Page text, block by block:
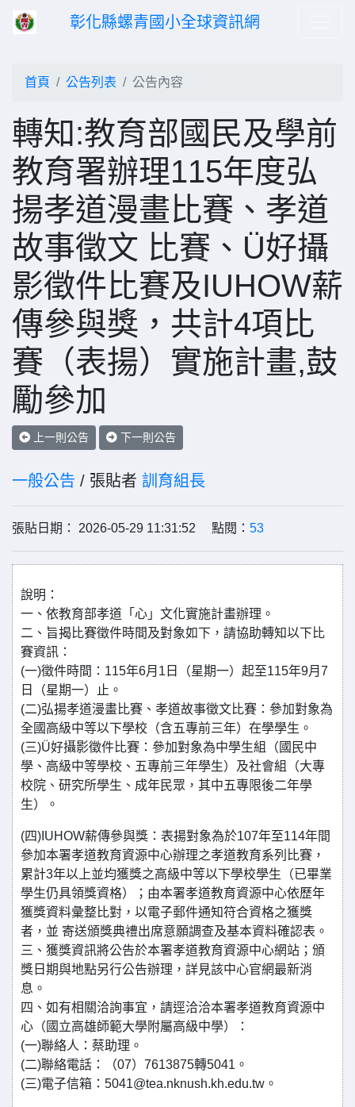
彰化縣螺青國小全球資訊網
首頁 公告列表 公告內容
轉知:教育部國民及學前
教育署辦理115年度弘
揚孝道漫畫比賽、孝道
故事徵文 比賽、Ü好攝
影徵件比賽及IUHOW薪
傳參與獎，共計4項比
賽（表揚）實施計畫,鼓
勵參加
上一則公告 下一則公告
一般公告 / 張貼者 訓育組長
張貼日期： 2026-05-29 11:31:52 點閱： 53
說明：
一、依教育部孝道「心」文化實施計畫辦理。
二、旨揭比賽徵件時間及對象如下，請協助轉知以下比
賽資訊：
(一)徵件時間：115年6月1日（星期一）起至115年9月7
日（星期一）止。
(二)弘揚孝道漫畫比賽、孝道故事徵文比賽：參加對象為
全國高級中等以下學校（含五專前三年）在學學生。
(三)Ü好攝影徵件比賽：參加對象為中學生組（國民中
學、高級中等學校、五專前三年學生）及社會組（大專
校院、研究所學生、成年民眾，其中五專限後二年學
生）。
(四)IUHOW薪傳參與獎：表揚對象為於107年至114年間
參加本署孝道教育資源中心辦理之孝道教育系列比賽，
累計3年以上並均獲獎之高級中等以下學校學生（已畢業
學生仍具領獎資格）；由本署孝道教育資源中心依歷年
獲獎資料彙整比對，以電子郵件通知符合資格之獲獎
者，並 寄送頒獎典禮出席意願調查及基本資料確認表。
三、獲獎資訊將公告於本署孝道教育資源中心網站；頒
獎日期與地點另行公告辦理，詳見該中心官網最新消
息。
四、如有相關洽詢事宜，請逕洽洽本署孝道教育資源中
心（國立高雄師範大學附屬高級中學）：
(一)聯絡人：蔡助理。
(二)聯絡電話：（07）7613875轉5041。
(三)電子信箱：5041@tea.nknush.kh.edu.tw。